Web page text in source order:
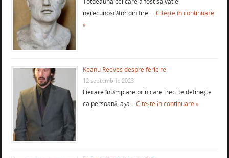
nerecunoscător din fire. …Citește în continuare
»
Keanu Reeves despre fericire
12 septembrie 2023
Fiecare întâmplare prin care treci te defineşte
ca persoană, aşa …Citește în continuare »